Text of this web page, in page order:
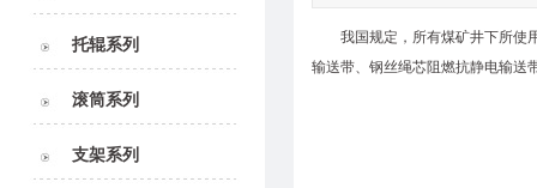
托辊系列
滚筒系列
支架系列
我国规定，所有煤矿井下所使
输送带、钢丝绳芯阻燃抗静电输送